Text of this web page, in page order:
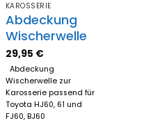
KAROSSERIE
Abdeckung
Wischerwelle
29,95 €
Abdeckung
Wischerwelle zur
Karosserie passend für
Toyota HJ60, 61 und
FJ60, BJ60